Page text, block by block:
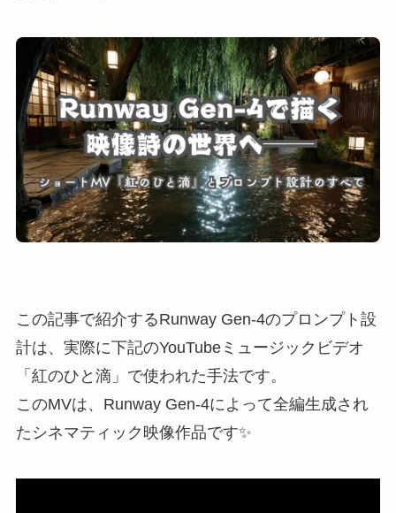
この記事で紹介するRunway Gen-4のプロンプト設
計は、実際に下記のYouTubeミュージックビデオ
「紅のひと滴」で使われた手法です。
このMVは、Runway Gen-4によって全編生成され
たシネマティック映像作品です✨